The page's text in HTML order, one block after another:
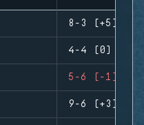
8-3 (+5)
4-4 (0)
5-6 (-1)
9-6 (+3)